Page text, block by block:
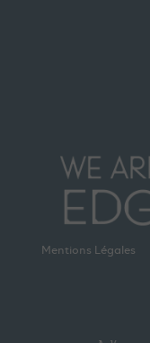
Mentions Légales